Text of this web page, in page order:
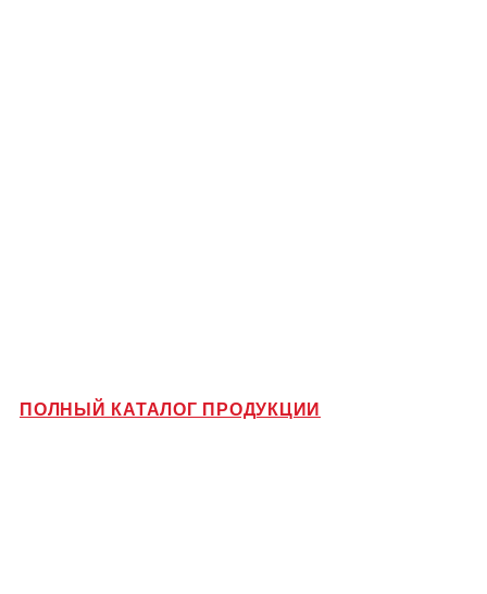
ПОЛНЫЙ КАТАЛОГ ПРОДУКЦИИ